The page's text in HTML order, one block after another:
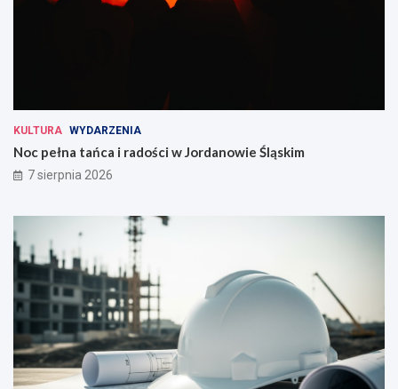
KULTURA WYDARZENIA
Noc pełna tańca i radości w Jordanowie Śląskim
7 sierpnia 2026